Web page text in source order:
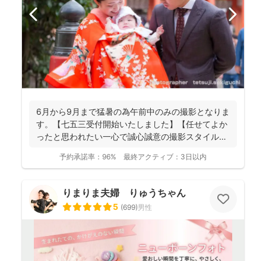
6月から9月まで猛暑の為午前中のみの撮影となりま
す。【七五三受付開始いたしました】【任せてよか
ったと思われたい一心で誠心誠意の撮影スタイル】
予約承諾率： 96% 最終アクティブ： 3日以内
りまりま夫婦 りゅうちゃん
5 (699)男性